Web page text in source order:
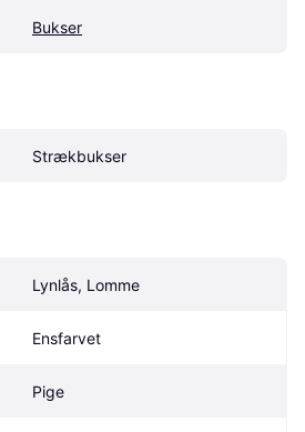
Bukser
Strækbukser
Lynlås, Lomme
Ensfarvet
Pige